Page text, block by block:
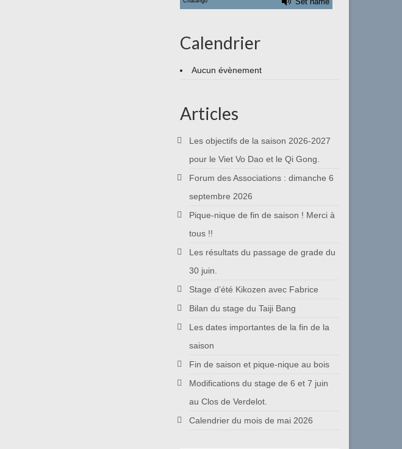
Calendrier
Aucun évènement
Articles
Les objectifs de la saison 2026-2027
pour le Viet Vo Dao et le Qi Gong.
Forum des Associations : dimanche 6
septembre 2026
Pique-nique de fin de saison ! Merci à
tous !!
Les résultats du passage de grade du
30 juin.
Stage d’été Kikozen avec Fabrice
Bilan du stage du Taiji Bang
Les dates importantes de la fin de la
saison
Fin de saison et pique-nique au bois
Modifications du stage de 6 et 7 juin
au Clos de Verdelot.
Calendrier du mois de mai 2026